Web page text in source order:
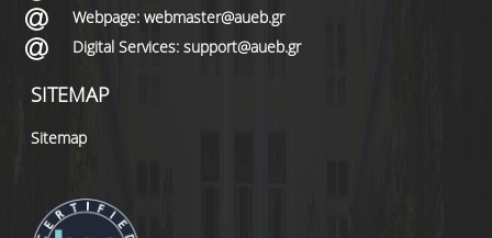
Webpage: webmaster@aueb.gr
Digital Services: support@aueb.gr
SITEMAP
Sitemap